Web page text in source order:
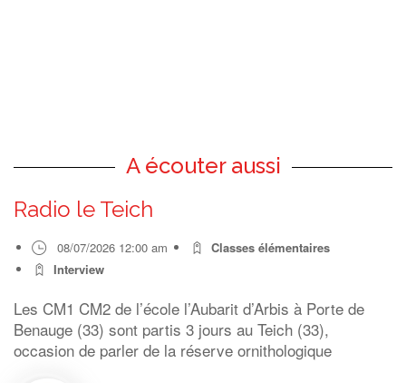
A écouter aussi
Radio le Teich
08/07/2026 12:00 am
Classes élémentaires
Interview
Les CM1 CM2 de l’école l’Aubarit d’Arbis à Porte de
Benauge (33) sont partis 3 jours au Teich (33),
occasion de parler de la réserve ornithologique